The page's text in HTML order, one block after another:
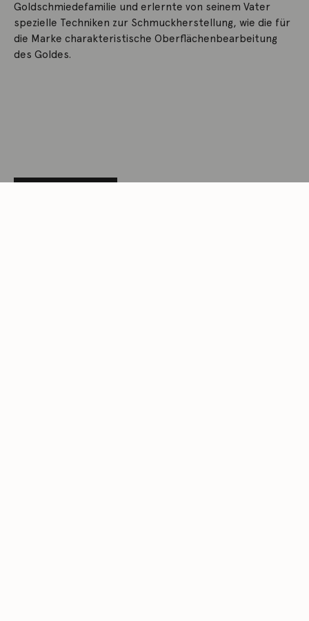
Goldschmiedefamilie und erlernte von seinem Vater
spezielle Techniken zur Schmuckherstellung, wie die für
die Marke charakteristische Oberflächenbearbeitung
des Goldes.